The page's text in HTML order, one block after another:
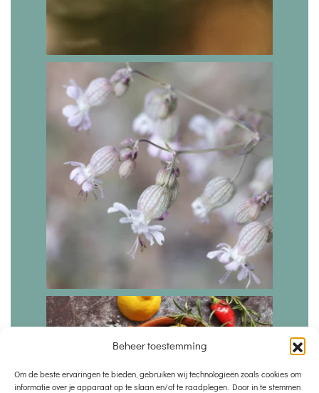
Beheer toestemming
Om de beste ervaringen te bieden, gebruiken wij technologieën zoals cookies om
informatie over je apparaat op te slaan en/of te raadplegen. Door in te stemmen